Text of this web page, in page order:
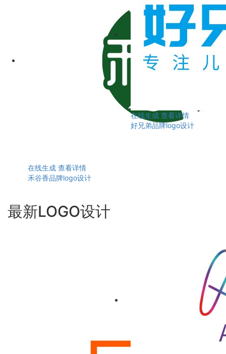
在线生成 查看详情
禾谷香品牌logo设计
在线生成 查看详情
好兄弟品牌logo设计
最新LOGO设计